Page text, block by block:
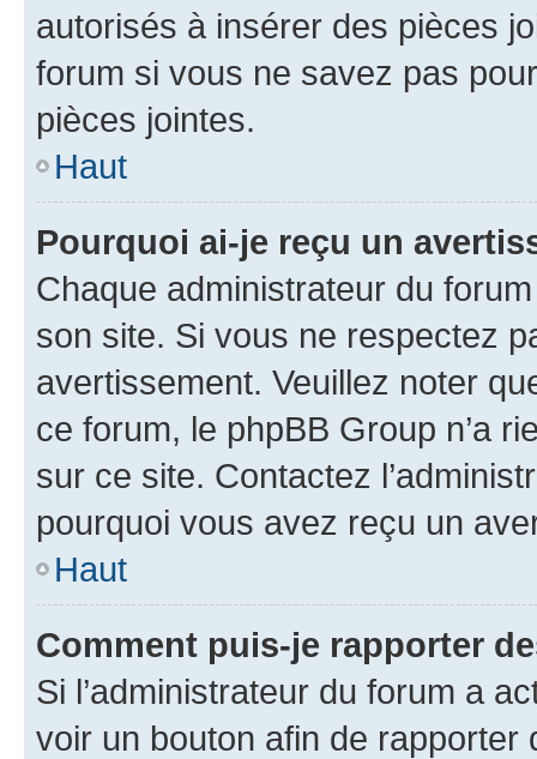
autorisés à insérer des pièces
forum si vous ne savez pas
pièces jointes.
Haut
Pourquoi ai-je reçu un
Chaque administrateur du
son site. Si vous ne respectez
avertissement. Veuillez noter
ce forum, le phpBB Group n’a
sur ce site. Contactez
pourquoi vous avez reçu un
Haut
Comment puis-je rapporter
Si l’administrateur du forum a
voir un bouton afin de